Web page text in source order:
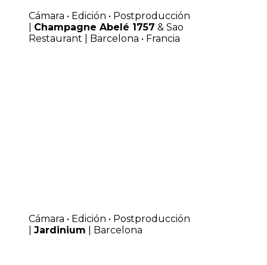
Cámara • Edición • Postproducción
Champagne Abelé 1757 & Sao
Restaurant | Barcelona • Francia
Cámara • Edición • Postproducción
Jardinium | Barcelona